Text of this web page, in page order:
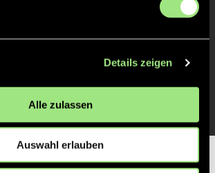
Details zeigen
Alle zulassen
Auswahl erlauben
1:0, FELDTOR